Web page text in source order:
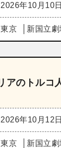
2026年10月10
東京 新国立
アのトルコ
2026年10月12
東京 新国立